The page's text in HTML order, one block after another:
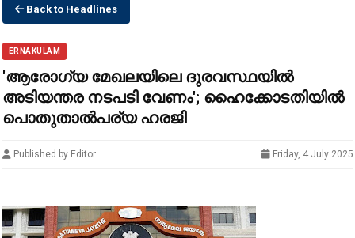
Back to Headlines
ERNAKULAM
'ആരോഗ്യ മേഖലയിലെ ദുരവസ്ഥയില്‍
അടിയന്തര നടപടി വേണം'; ഹൈക്കോടതിയില്‍
പൊതുതാല്‍പര്യ ഹരജി
Published by Editor Friday, 4 July 2025